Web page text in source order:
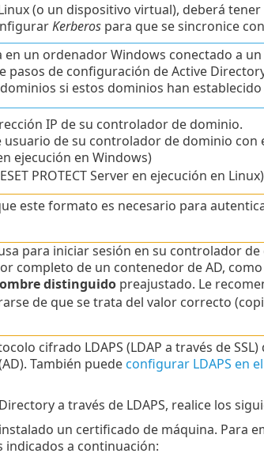
Linux (o un dispositivo virtual), deberá
Kerberospara que se sincronice
en un ordenador Windows conectado a
pasos de configuración de Active
si estos dominios han
IP de su controlador de dominio.
usuario de su controlador de dominio
ejecución en Windows)
PROTECT Server en ejecución en
este formato es necesario para
para iniciar sesión en su controlador
completo de un contenedor de AD,
distinguidopreajustado. Le
de que se trata del valor correcto
cifrado LDAPS (LDAP a través de
También puedeconfigurar LDAPS en
a través de LDAPS, realice los
un certificado de máquina. Para
a continuación: